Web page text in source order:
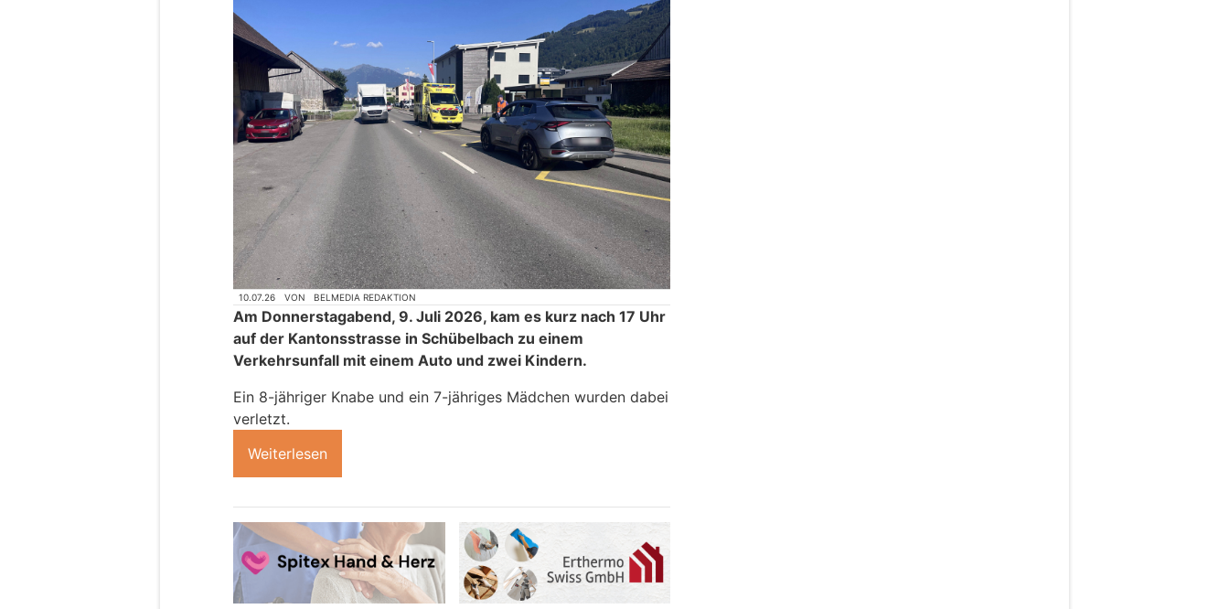
10.07.26 VON BELMEDIA REDAKTION
Am Donnerstagabend, 9. Juli 2026, kam es kurz nach 17 Uhr
auf der Kantonsstrasse in Schübelbach zu einem
Verkehrsunfall mit einem Auto und zwei Kindern.
Ein 8-jähriger Knabe und ein 7-jähriges Mädchen wurden dabei
verletzt.
Weiterlesen